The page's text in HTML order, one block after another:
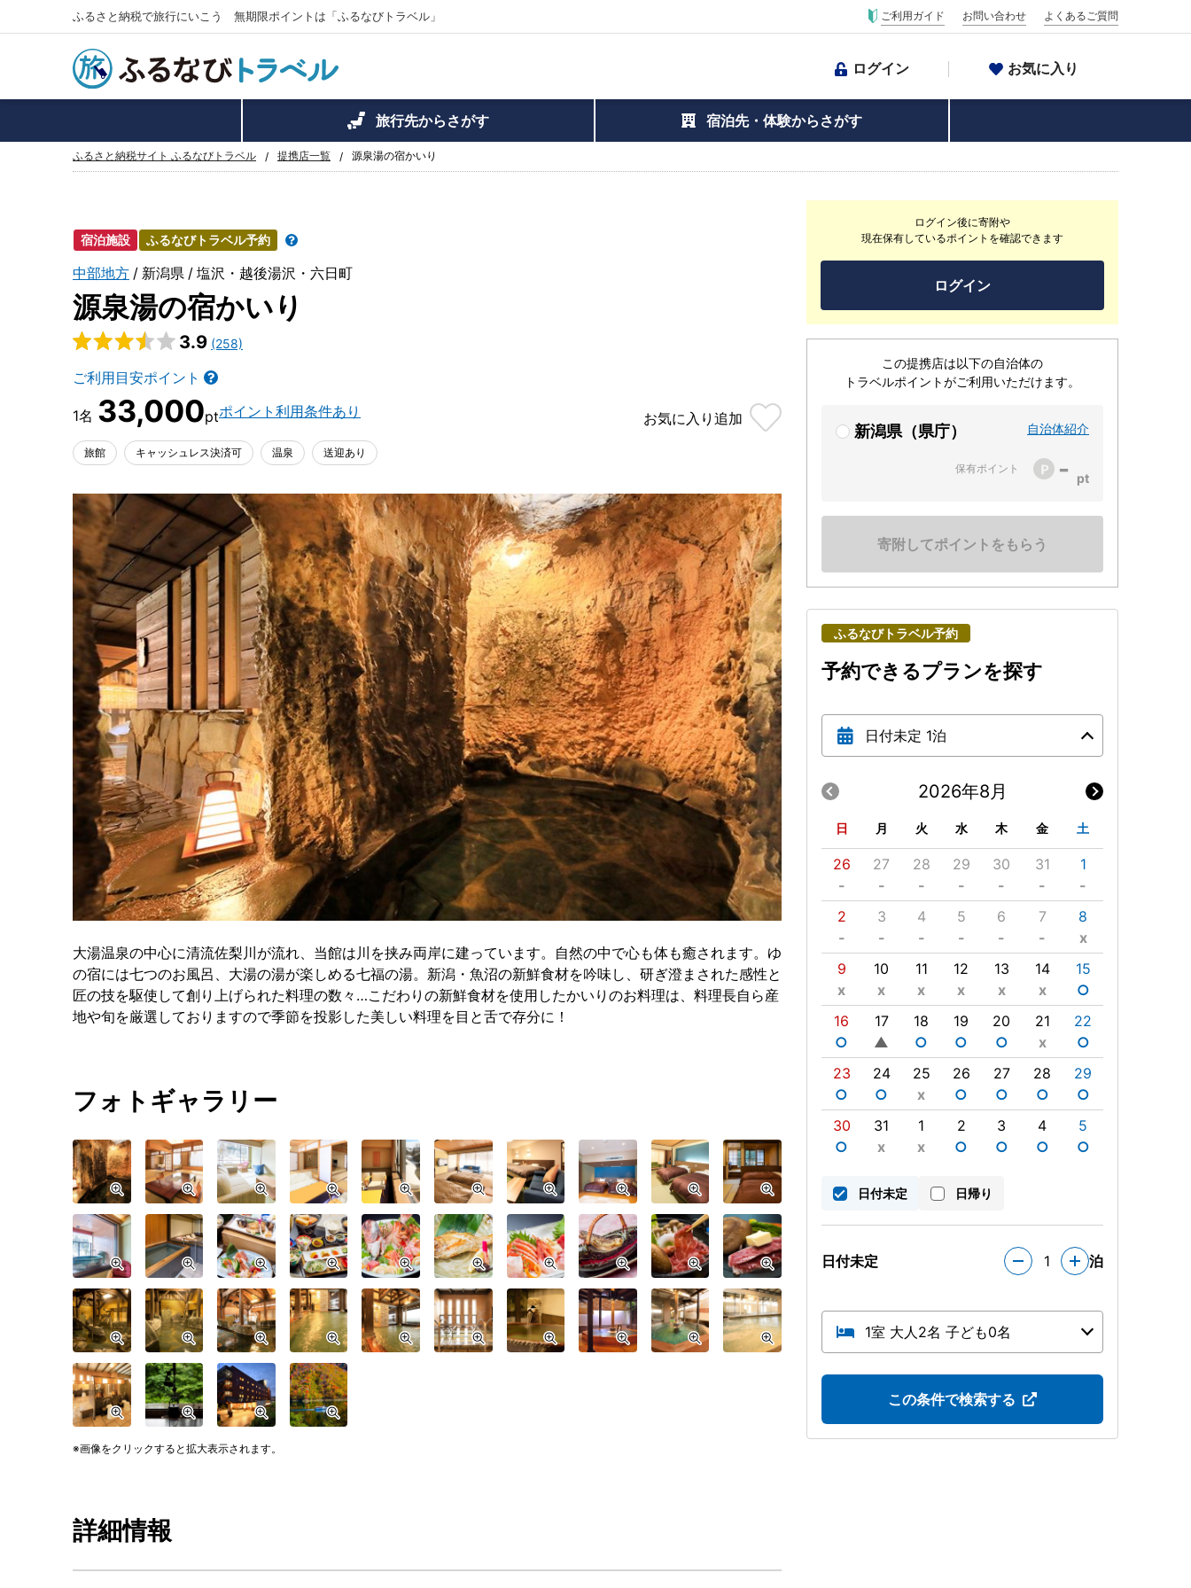
ふるさと納税で旅行にいこう 無期限ポイントは「ふるなびトラベル」 ご利用ガイド お問い合わせ よくあるご質問
ログイン お気に入り
旅行先からさがす 宿泊先・体験からさがす
ふるさと納税サイト ふるなびトラベル 提携店一覧 源泉湯の宿かいり
宿泊施設 ふるなびトラベル予約
中部地方 新潟県 塩沢・越後湯沢・六日町
源泉湯の宿かいり
3.9 (258)
ご利用目安ポイント
33,000 ポイント利用条件あり お気に入り 追加
旅館 キャッシュレス決済可 温泉 送迎あり
ログイン後に寄附や
現在保有しているポイントを確認できます
ログイン
この提携店は以下の自治体の
トラベルポイントがご利用いただけます。
新潟県（県庁） 自治体紹介
保有ポイント -
寄附してポイントをもらう
ふるなびトラベル予約
予約できるプランを探す
日付未定 1泊
2026年8月
日 月 火 水 木 金 土
26
-
27
-
28
-
29
-
30
-
31
-
1
-
2
-
3
-
4
-
5
-
6
-
7
-
8
x
9
x
10
x
11
x
12
x
13
x
14
x
15
○
16
○
17
▲
18
○
19
○
20
○
21
x
22
○
23
○
24
○
25
x
26
○
27
○
28
○
29
○
30
○
31
x
1
x
2
○
3
○
4
○
5
○
日付未定 日帰り
日付未定 1 泊
1室 大人2名 子ども0名
この条件で検索する
大湯温泉の中心に清流佐梨川が流れ、当館は川を挟み両岸に建っています。自然の中で心も体も癒されます。ゆ
の宿には七つのお風呂、大湯の湯が楽しめる七福の湯。新潟・魚沼の新鮮食材を吟味し、研ぎ澄まされた感性と
匠の技を駆使して創り上げられた料理の数々…こだわりの新鮮食材を使用したかいりのお料理は、料理長自ら産
地や旬を厳選しておりますので季節を投影した美しい料理を目と舌で存分に！
フォトギャラリー
画像をクリックすると拡大表示されます。
詳細情報